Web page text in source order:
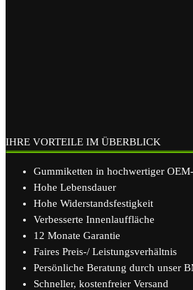
IHRE VORTEILE IM ÜBERBLICK
Gummiketten in hochwertiger
Hohe Lebensdauer
Hohe Widerstandsfestigkeit
Verbesserte Innenlauffläche
12 Monate Garantie
Faires Preis-/ Leistungsverhältnis
Persönliche Beratung durch unser
Schneller, kostenfreier Versand